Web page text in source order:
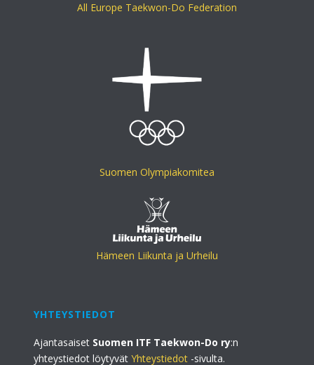
All Europe Taekwon-Do Federation
Suomen Olympiakomitea
Hämeen Liikunta ja Urheilu
YHTEYSTIEDOT
Ajantasaiset Suomen ITF Taekwon-Do ry:n
yhteystiedot löytyvätYhteystiedot -sivulta.